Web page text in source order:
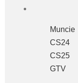
Muncie
CS24
CS25
GTV